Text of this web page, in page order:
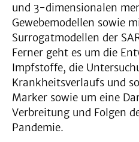
und 3-dimensionalen
Gewebemodellen sowie
Surrogatmodellen der
Ferner geht es um die
Impfstoffe, die
Krankheitsverlaufs und
Marker sowie um eine
Verbreitung und Folgen
Pandemie.